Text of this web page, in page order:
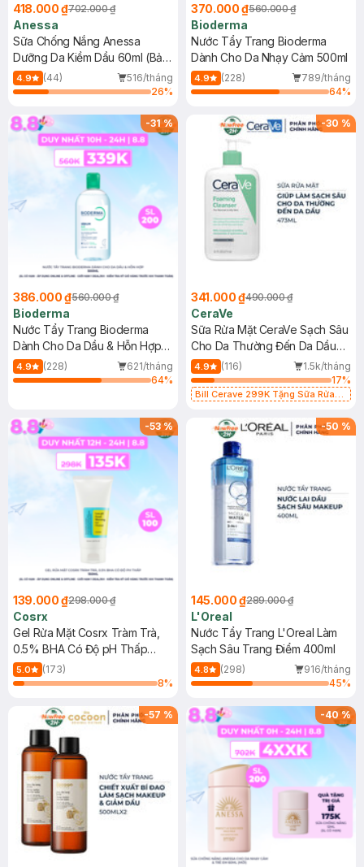
418.000 ₫702.000 ₫
Anessa
Sữa Chống Nắng Anessa
Dưỡng Da Kiềm Dầu 60ml (Bản
Mới)
4.9 (44)
516/tháng
26%
370.000 ₫560.000 ₫
Bioderma
Nước Tẩy Trang Bioderma
Dành Cho Da Nhạy Cảm 500ml
4.9 (228)
789/tháng
64%
-31%
386.000 ₫560.000 ₫
Bioderma
Nước Tẩy Trang Bioderma
Dành Cho Da Dầu & Hỗn Hợp
500ml
4.9 (228)
621/tháng
64%
-30 %
341.000 ₫490.000 ₫
CeraVe
Sữa Rửa Mặt CeraVe Sạch Sâu
Cho Da Thường Đến Da Dầu
473ml
4.9 (116)
1.5k/tháng
17%
Bill Cerave 299K Tặng Sữa Rửa
-53%
139.000 ₫298.000 ₫
Cosrx
Gel Rửa Mặt Cosrx Tràm Trà,
0.5% BHA Có Độ pH Thấp
150ml
5.0
(173)
8%
-50 %
145.000 ₫289.000 ₫
L'Oreal
Nước Tẩy Trang L'Oreal Làm
Sạch Sâu Trang Điểm 400ml
4.8 (298)
916/tháng
45%
-57 % -40%